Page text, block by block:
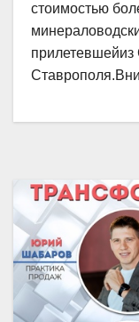
стоимостью
прилетевшейиз